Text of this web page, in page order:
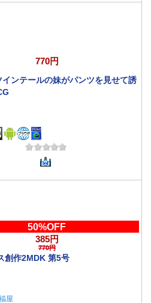
770円
インテールの妹がパンツを見せて誘
50%OFF
385円
770円
創作2MDK 第5号
屋